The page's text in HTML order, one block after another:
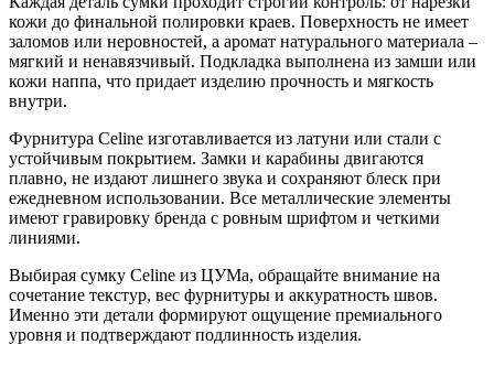
кожи до финальной полировки краев. Поверхность не имеет
заломов или неровностей, а аромат натурального материала –
мягкий и ненавязчивый. Подкладка выполнена из замши или
кожи наппа, что придает изделию прочность и мягкость
внутри.
Фурнитура Celine изготавливается из латуни или стали с
устойчивым покрытием. Замки и карабины двигаются
плавно, не издают лишнего звука и сохраняют блеск при
ежедневном использовании. Все металлические элементы
имеют гравировку бренда с ровным шрифтом и четкими
линиями.
Выбирая сумку Celine из ЦУМа, обращайте внимание на
сочетание текстур, вес фурнитуры и аккуратность швов.
Именно эти детали формируют ощущение премиального
уровня и подтверждают подлинность изделия.